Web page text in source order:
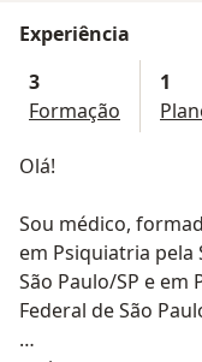
Experiência
3
Formação
1
Olá!
Sou médico,
em Psiquiatria pela
São Paulo/SP e em
Federal de São